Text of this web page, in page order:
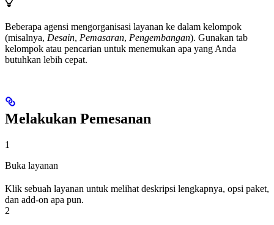
Beberapa agensi mengorganisasi layanan ke dalam kelompok
(misalnya, Desain, Pemasaran, Pengembangan). Gunakan tab
kelompok atau pencarian untuk menemukan apa yang Anda
butuhkan lebih cepat.
Melakukan Pemesanan
1
Buka layanan
Klik sebuah layanan untuk melihat deskripsi lengkapnya, opsi paket,
dan add-on apa pun.
2